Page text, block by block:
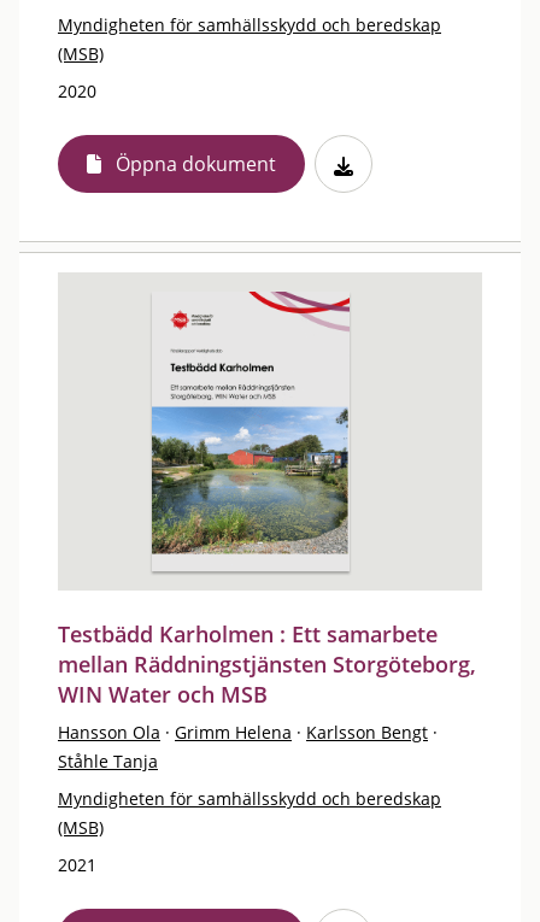
Myndigheten för samhällsskydd och beredskap
(MSB)
2020
Öppna dokument
Testbädd Karholmen : Ett samarbete
mellan Räddningstjänsten Storgöteborg,
WIN Water och MSB
Hansson Ola · Grimm Helena · Karlsson Bengt ·
Ståhle Tanja
Myndigheten för samhällsskydd och beredskap
(MSB)
2021